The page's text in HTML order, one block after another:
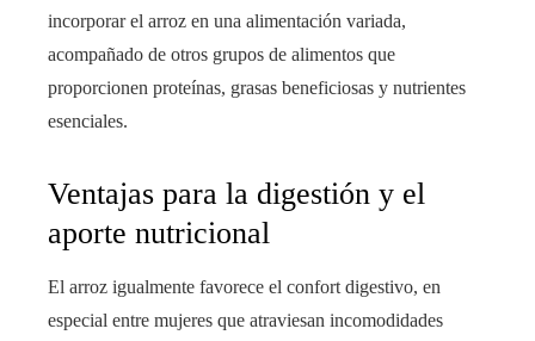
incorporar el arroz en una alimentación variada,
acompañado de otros grupos de alimentos que
proporcionen proteínas, grasas beneficiosas y nutrientes
esenciales.
Ventajas para la digestión y el
aporte nutricional
El arroz igualmente favorece el confort digestivo, en
especial entre mujeres que atraviesan incomodidades